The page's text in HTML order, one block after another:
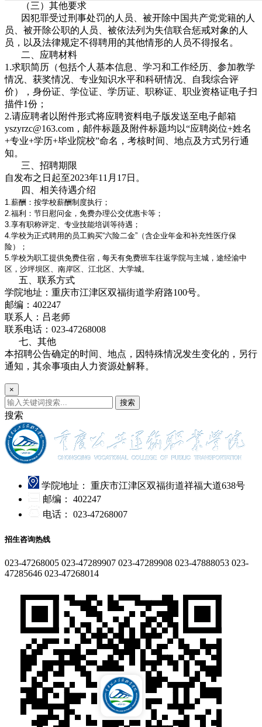
（三）其他要求
因犯罪受过刑事处罚的人员、被开除中国共产党党籍的人
员、被开除公职的人员、被依法列为失信联合惩戒对象的人
员，以及法律规定不得聘用的其他情形的人员不得报名。
二、应聘材料
1.求职简历（包括个人基本信息、学习和工作经历、参加教学
情况、获奖情况、专业知识水平和科研情况、自我综合评
价），身份证、学位证、学历证、职称证、职业资格证电子扫
描件1份；
2.请应聘者以附件形式将应聘资料电子版发送至电子邮箱
yszyrzc@163.com，邮件标题及附件标题均以“应聘岗位+姓名
+专业+学历+毕业院校”命名，考核时间、地点及方式另行通
知。
三、招聘期限
自发布之日起至2023年11月17日。
四、相关待遇介绍
1.薪酬：按学校薪酬制度执行；
2.福利：节日慰问金，免费办理公交优惠卡等；
3.享有职称评定、专业技能培训等待遇；
4.学校为正式聘用的员工购买“六险二金”（含企业年金和补充性医疗保
险）；
5.学校为职工提供免费住宿，每天有免费班车往返学院与主城，途经渝中
区，沙坪坝区、南岸区、江北区、大学城。
五、联系方式
学院地址：重庆市江津区双福街道学府路100号。
邮编：402247
联系人：吕老师
联系电话：023-47268008
七、其他
本招聘公告确定的时间、地点，因特殊情况发生变化的，另行
通知，其余事项由人力资源处解释。
×
搜索
搜索
学院地址：
重庆市江津区双福街道祥福大道638号
邮编：
402247
电话：
023-47268007
招生咨询热线
023-47268005 023-47289907 023-47289908 023-47888053 023-
47285646 023-47268014